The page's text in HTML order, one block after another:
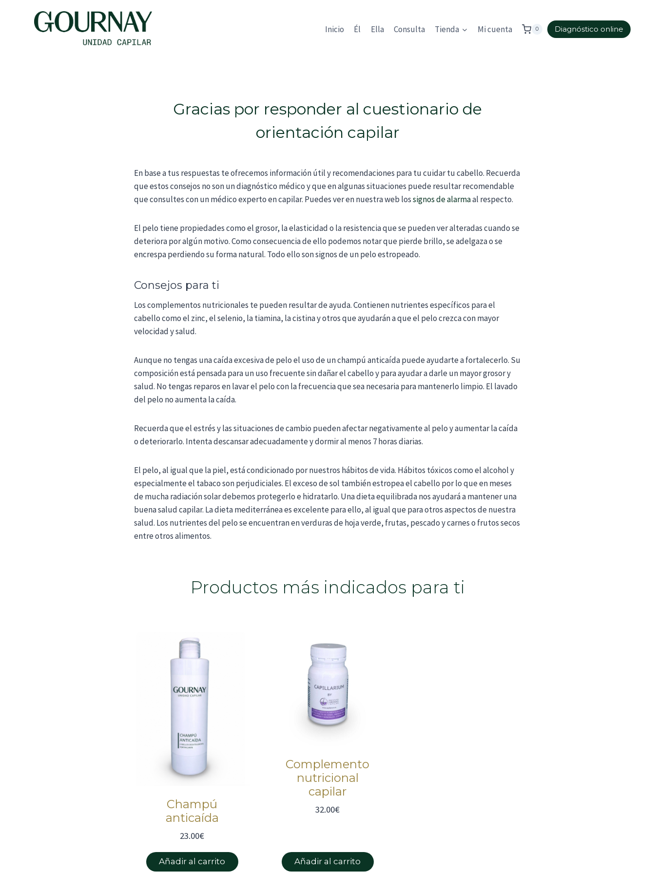
Inicio Él Ella Consulta Tienda Mi cuenta 0 Diagnóstico online
Gracias por responder al cuestionario de
orientación capilar
En base a tus respuestas te ofrecemos información útil y recomendaciones para tu cuidar tu cabello. Recuerda
que estos consejos no son un diagnóstico médico y que en algunas situaciones puede resultar recomendable
que consultes con un médico experto en capilar. Puedes ver en nuestra web lossignos de alarmaal respecto.
El pelo tiene propiedades como el grosor, la elasticidad o la resistencia que se pueden ver alteradas cuando se
deteriora por algún motivo. Como consecuencia de ello podemos notar que pierde brillo, se adelgaza o se
encrespa perdiendo su forma natural. Todo ello son signos de un pelo estropeado.
Consejos para ti
Los complementos nutricionales te pueden resultar de ayuda. Contienen nutrientes específicos para el
cabello como el zinc, el selenio, la tiamina, la cistina y otros que ayudarán a que el pelo crezca con mayor
velocidad y salud.
Aunque no tengas una caída excesiva de pelo el uso de un champú anticaída puede ayudarte a fortalecerlo. Su
composición está pensada para un uso frecuente sin dañar el cabello y para ayudar a darle un mayor grosor y
salud. No tengas reparos en lavar el pelo con la frecuencia que sea necesaria para mantenerlo limpio. El lavado
del pelo no aumenta la caída.
Recuerda que el estrés y las situaciones de cambio pueden afectar negativamente al pelo y aumentar la caída
o deteriorarlo. Intenta descansar adecuadamente y dormir al menos 7 horas diarias.
El pelo, al igual que la piel, está condicionado por nuestros hábitos de vida. Hábitos tóxicos como el alcohol y
especialmente el tabaco son perjudiciales. El exceso de sol también estropea el cabello por lo que en meses
de mucha radiación solar debemos protegerlo e hidratarlo. Una dieta equilibrada nos ayudará a mantener una
buena salud capilar. La dieta mediterránea es excelente para ello, al igual que para otros aspectos de nuestra
salud. Los nutrientes del pelo se encuentran en verduras de hoja verde, frutas, pescado y carnes o frutos secos
entre otros alimentos.
Productos más indicados para ti
Champú
anticaída
23.00€
Añadir al carrito
Complemento
nutricional
capilar
32.00€
Añadir al carrito